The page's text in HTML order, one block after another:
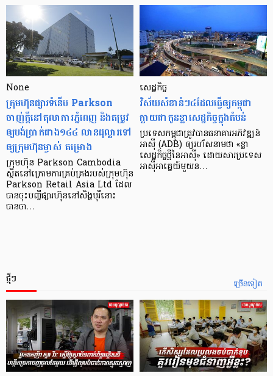
None
ក្រុមហ៊ុនផ្សារទំនើប Parkson
ចាញ់ក្ដីនៅតុលាការភ្នំពេញ និងតម្រូវ
ឲ្យបង់ប្រាក់ជាង១៤៤ លានដុល្លារទៅ
ឲ្យក្រុមហ៊ុនម្ចាស់ គម្រោង
ក្រុមហ៊ុន Parkson Cambodia
ស្ថិតនៅក្រោមការគ្រប់គ្រងរបស់ក្រុមហ៊ុន
Parkson Retail Asia Ltd ដែល
បានចុះបញ្ចីផ្សារហ៊ុននៅសិង្ហបុរីនោះ
បានចា…
សេដ្ឋកិច្ច​
វិស័យ​សំខាន់ៗ​៤​ដែល​ធ្វើ​ឲ្យ​កម្ពុជា​
ក្លាយ​ជា​កូន​ខ្លា​សេដ្ឋកិច្ច​ក្នុង​តំបន់
ប្រទេស​កម្ពុជា​ត្រូវ​បាន​ធនាគារ​អភិវឌ្ឍន៍​
អាស៊ី (ADB) ឲ្យ​រហ័ស​នាមថា «ខ្លា​
សេដ្ឋកិច្ច​ថ្មី​នៃ​អាស៊ី» ដោយសារ​ប្រទេស​
អាស៊ី​អាគ្នេយ៍​មួយ​ន…
ច្រើនទៀត
ថ្មីៗ